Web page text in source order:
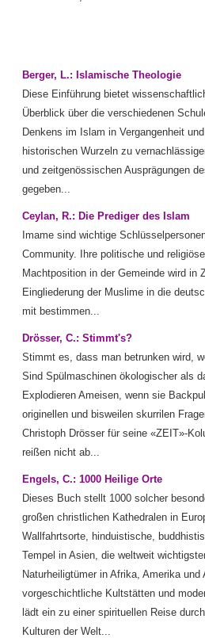
Berger, L.: Islamische Theologie
Diese Einführung bietet
Überblick über die verschiedenen
Denkens im Islam in Vergangenheit
historischen Wurzeln zu
und zeitgenössischen Ausprägungen
gegeben...
Ceylan, R.: Die Prediger des Islam
Imame sind wichtige
Community. Ihre politische und
Machtposition in der Gemeinde wird in
Eingliederung der Muslime in die
mit bestimmen...
Drösser, C.: Stimmt's?
Stimmt es, dass man betrunken wird,
Sind Spülmaschinen ökologischer als
Explodieren Ameisen, wenn sie
originellen und bisweilen skurrilen
Christoph Drösser für seine «ZEIT»-
reißen nicht ab...
Engels, C.: 1000 Heilige Orte
Dieses Buch stellt 1000 solcher
großen christlichen Kathedralen in
Wallfahrtsorte, hinduistische,
Tempel in Asien, die weltweit
Naturheiligtümer in Afrika, Amerika und
vorgeschichtliche Kultstätten und
lädt ein zu einer spirituellen Reise
Kulturen der Welt...